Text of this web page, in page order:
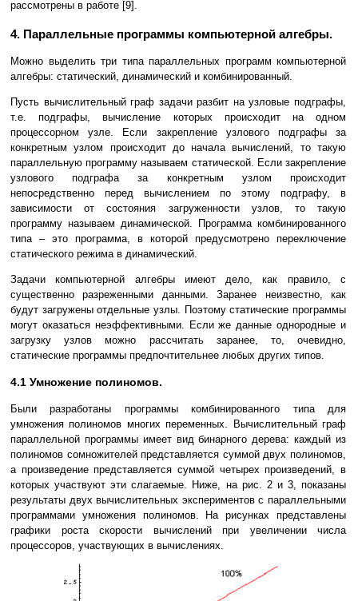
рассмотрены в работе [9].
4. Параллельные программы компьютерной алгебры.
Можно выделить три типа параллельных программ компьютерной
алгебры: статический, динамический и комбинированный.
Пусть вычислительный граф задачи разбит на узловые подграфы,
т.е. подграфы, вычисление которых происходит на одном
процессорном узле. Если закрепление узлового подграфы за
конкретным узлом происходит до начала вычислений, то такую
параллельную программу называем статической. Если закрепление
узлового подграфа за конкретным узлом происходит
непосредственно перед вычислением по этому подграфу, в
зависимости от состояния загруженности узлов, то такую
программу называем динамической. Программа комбинированного
типа – это программа, в которой предусмотрено переключение
статического режима в динамический.
Задачи компьютерной алгебры имеют дело, как правило, с
существенно разреженными данными. Заранее неизвестно, как
будут загружены отдельные узлы. Поэтому статические программы
могут оказаться неэффективными. Если же данные однородные и
загрузку узлов можно рассчитать заранее, то, очевидно,
статические программы предпочтительнее любых других типов.
4.1 Умножение полиномов.
Были разработаны программы комбинированного типа для
умножения полиномов многих переменных. Вычислительный граф
параллельной программы имеет вид бинарного дерева: каждый из
полиномов сомножителей представляется суммой двух полиномов,
а произведение представляется суммой четырех произведений, в
которых участвуют эти слагаемые. Ниже, на рис. 2 и 3, показаны
результаты двух вычислительных экспериментов с параллельными
программами умножения полиномов. На рисунках представлены
графики роста скорости вычислений при увеличении числа
процессоров, участвующих в вычислениях.